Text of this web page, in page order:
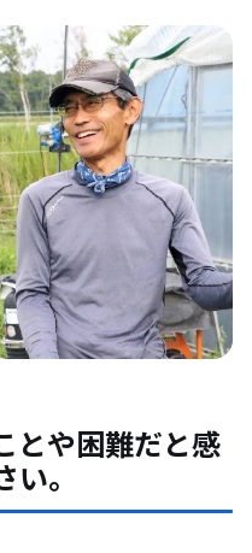
とや困難だと感
。